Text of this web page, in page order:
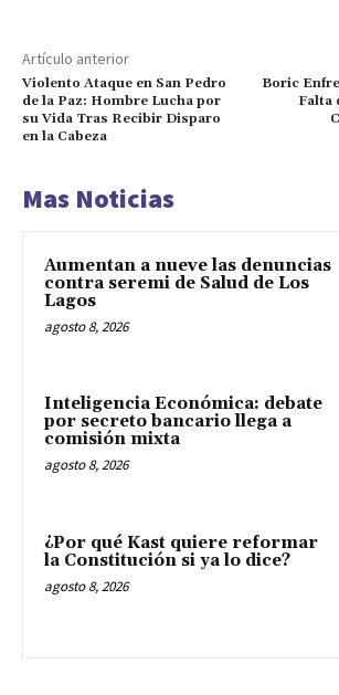
Artículo anterior
Violento Ataque en San Pedro
de la Paz: Hombre Lucha por
su Vida Tras Recibir Disparo
en la Cabeza
Boric
Falta
Mas Noticias
Aumentan a nueve las denuncias
contra seremi de Salud de Los
Lagos
agosto 8, 2026
Inteligencia Económica: debate
por secreto bancario llega a
comisión mixta
agosto 8, 2026
¿Por qué Kast quiere reformar
la Constitución si ya lo dice?
agosto 8, 2026